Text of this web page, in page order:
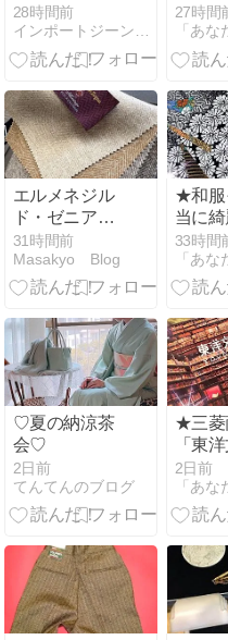
28時間前
インポートジーンズショップ nezushouten のブログ
バッグ
27時間
エルメネジル
ド・ゼニア
「HERITAGE（ヘ
リテージ）」
のコート生地
＆カシミアの
混紡
31時間前
Masakyo Blog
★和服
当に
33時間
♡夏の納涼茶
会♡
2日前
てんてんのブログ
★三菱
「東
ュージ
2日前